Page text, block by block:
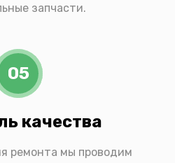
запчасти.
05
качества
ремонта мы проводим